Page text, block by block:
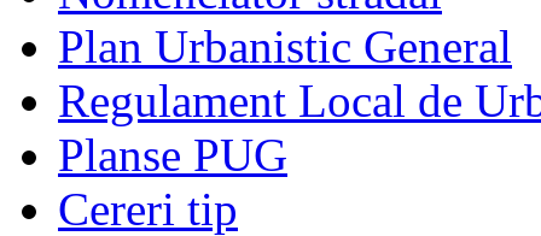
Plan Urbanistic General
Regulament Local de
Planse PUG
Cereri tip